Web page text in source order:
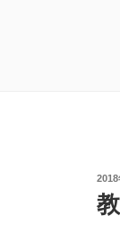
投
稿
日:
2018